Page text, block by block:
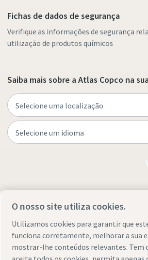
Fichas de dados de segurança
Verifique as informações de segurança
utilização de produtos químicos
Saiba mais sobre a Atlas Copco na
O nosso site utiliza cookies.
Utilizamos cookies para garantir que
funciona corretamente, melhorar a sua
mostrar-lhe conteúdos relevantes. Tem